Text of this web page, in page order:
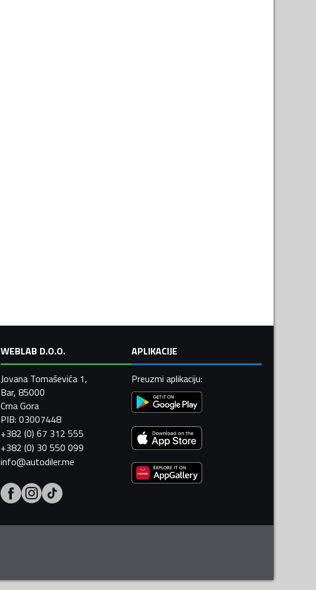
WEBLAB D.O.O.
Jovana Tomaševića 1,
Bar, 85000
Crna Gora
PIB: 03007448
+382 (0) 67 312 555
+382 (0) 30 550 099
info@autodiler.me
APLIKACIJE
Preuzmi aplikaciju: